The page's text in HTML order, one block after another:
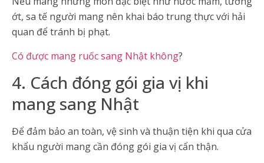
ớt, sa tế người mang nên khai báo trung thực với hải
quan để tránh bị phạt.
Có được mang ruốc sang Nhật không?
4. Cách đóng gói gia vị khi
mang sang Nhật
Để đảm bảo an toàn, vệ sinh và thuận tiện khi qua cửa
khẩu người mang cần đóng gói gia vị cẩn thận.